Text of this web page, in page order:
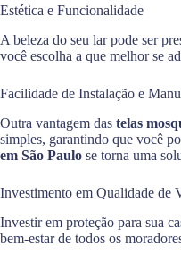
Estética e Funcionalidade
A beleza do seu lar pode ser
você escolha a que melhor se
Facilidade de Instalação e
Outra vantagem das telas
simples, garantindo que você
em São Paulo se torna uma
Investimento em Qualidade de
Investir em proteção para sua
bem-estar de todos os